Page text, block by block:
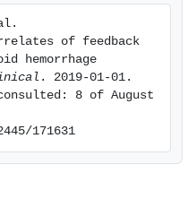
a reduced sensitivity to
and an effortful
and monitoring
respectively. These
neurophysiological
and
in SAH patients,
learning
to the maladaptive day-
of feedback
hemorrhage
. 2019-01-01.
8 of August
171631